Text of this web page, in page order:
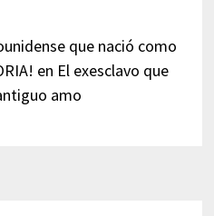
que nació como
en El exesclavo que
amo